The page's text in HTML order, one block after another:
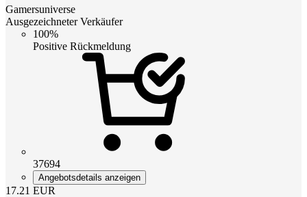
Gamersuniverse
Ausgezeichneter Verkäufer
100%
Positive Rückmeldung
37694
Angebotsdetails anzeigen
17.21 EUR